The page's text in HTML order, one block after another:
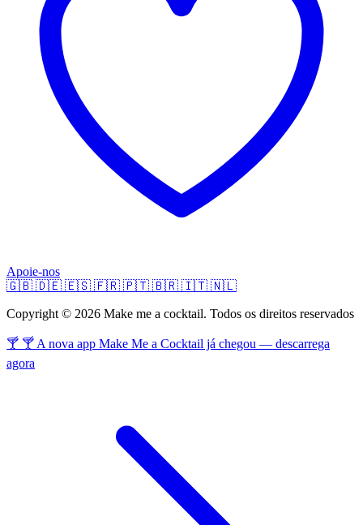
Apoie-nos
🇬🇧 🇩🇪 🇪🇸 🇫🇷 🇵🇹 🇧🇷 🇮🇹 🇳🇱
Copyright © 2026 Make me a cocktail. Todos os direitos reservados
🍸 🍸 A nova app Make Me a Cocktail já chegou — descarrega
agora